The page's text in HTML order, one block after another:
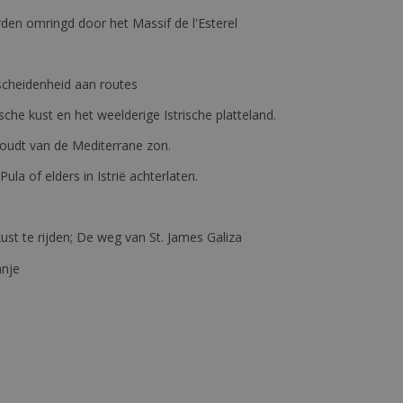
omringd door het Massif de l'Esterel
aan routes
kust en het weelderige Istrische platteland.
van de Mediterrane zon.
of elders in Istrië achterlaten.
te rijden; De weg van St. James Galiza